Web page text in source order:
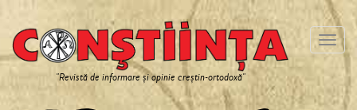
"Revistă de informare și opinie creștin-ortodoxă"
Meniu